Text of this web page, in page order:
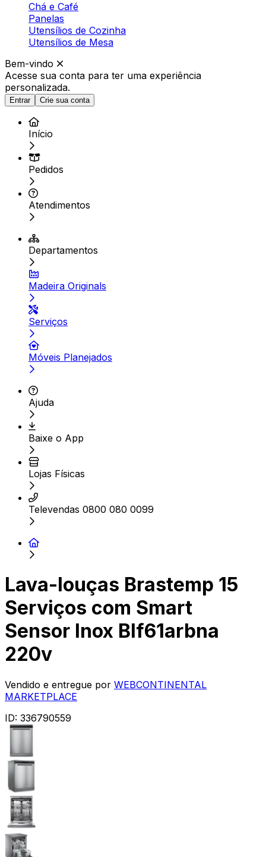
Chá e Café
Panelas
Utensílios de Cozinha
Utensílios de Mesa
Bem-vindo
Acesse sua conta para ter uma experiência
personalizada.
Entrar Crie sua conta
Início
Pedidos
Atendimentos
Departamentos
Madeira Originals
Serviços
Móveis Planejados
Ajuda
Baixe o App
Lojas Físicas
Televendas 0800 080 0099
Lava-louças Brastemp 15
Serviços com Smart
Sensor Inox Blf61arbna
220v
Vendido e entregue por WEBCONTINENTAL
MARKETPLACE
ID: 336790559